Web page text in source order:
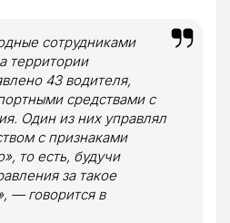
сотрудниками
территории
43 водителя,
средствами с
Один из них управлял
с признаками
то есть, будучи
за такое
— говорится в